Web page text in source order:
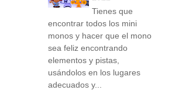
Tienes que
encontrar todos los mini
monos y hacer que el mono
sea feliz encontrando
elementos y pistas,
usándolos en los lugares
adecuados y...